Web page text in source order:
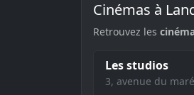
Cinémas à
Retrouvez les
Les studios
3, avenue du